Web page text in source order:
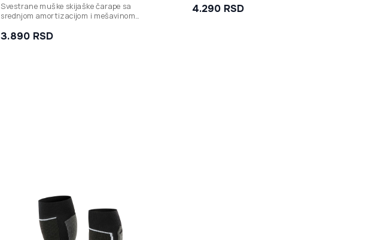
3.890 RSD
Svestrane muške skijaške čarape sa
srednjom amortizacijom i mešavinom
optimalnu zaštitu, toplotu i kontrolu
4.290 RSD